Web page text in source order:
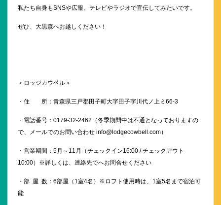
私たち自身もSNSや広報、テレビやラジオで宣伝してみたいです。
ぜひ、大黒森へお越しください！
＜ロッジカウベル＞
・住 所：青森県三戸郡田子町大字田子字川代ノ上ミ66-3
・電話番号： 0179-32-2462（冬季期間中は不通となっておりますの
で、メールでのお問い合わせ info@lodgecowbell.com）
・営業期間：5月～11月（チェックイン16:00 / チェックアウト
10:00）※詳しくは、連絡先でへお問合せください
・部 屋 数：6部屋（1室4名）※ロフト使用時は、1室5名まで宿泊可
能